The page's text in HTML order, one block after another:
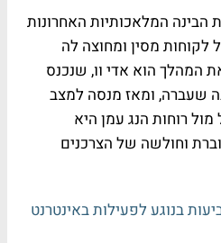
המלאכותיות האחרונות
מסין ומחוצה לה
המהלך הוא אדי וו, שנכנס
שעברה, ומאז מנסה למצב
רוחות הנג עמן היא
וחולשה של הצרכנים
בנוגע לפעילות באינטרנט